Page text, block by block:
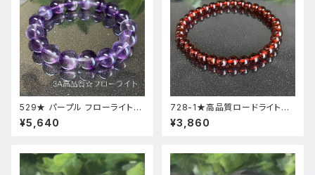
529★ パープル フローライト【
高品質 ・ 高透明度 】天然石 パ
ワーストーン ブレスレット 新品
¥5,640
728-1★高品質ロードライトガ
ーネット★天然石ブレスレットパ
ワーストーン新品
¥3,860